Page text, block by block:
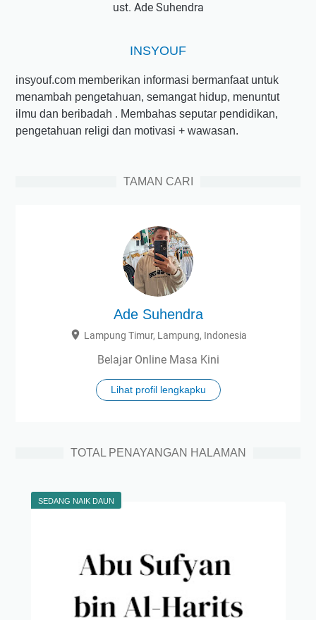
ust. Ade Suhendra
INSYOUF
insyouf.com memberikan informasi bermanfaat untuk
menambah pengetahuan, semangat hidup, menuntut
ilmu dan beribadah . Membahas seputar pendidikan,
pengetahuan religi dan motivasi + wawasan.
TAMAN CARI
Ade Suhendra
Lampung Timur, Lampung, Indonesia
Belajar Online Masa Kini
Lihat profil lengkapku
TOTAL PENAYANGAN HALAMAN
SEDANG NAIK DAUN